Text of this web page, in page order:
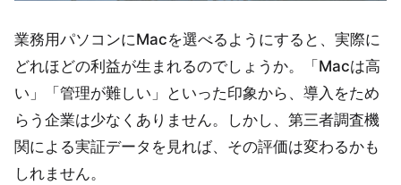
業務用パソコンにMacを選べるようにすると、実際に
どれほどの利益が生まれるのでしょうか。「Macは高
い」「管理が難しい」といった印象から、導入をため
らう企業は少なくありません。しかし、第三者調査機
関による実証データを見れば、その評価は変わるかも
しれません。